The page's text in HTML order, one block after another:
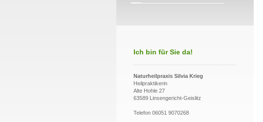
Ich bin für Sie da!
Naturheilpraxis Silvia Krieg
Heilpraktikerin
Alte Hohle 27
63589 Linsengericht-Geislitz
Telefon 06051 9070268